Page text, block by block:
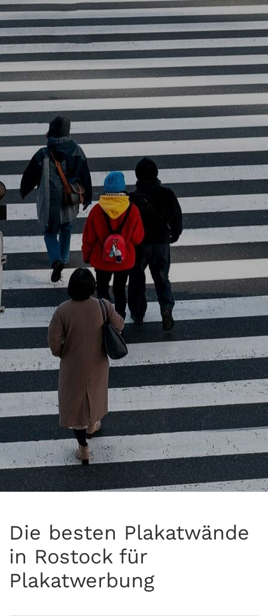
Die besten Plakatwände
in Rostock für
Plakatwerbung